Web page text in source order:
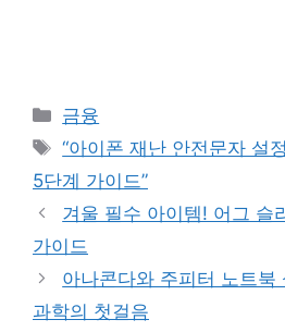
Categories
금융
Tags
“아이폰 재난 안전문자 설
5단계 가이드”
겨울 필수 아이템! 어그 슬
가이드
아나콘다와 주피터 노트북
과학의 첫걸음